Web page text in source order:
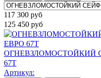
117 300 руб
125 450 руб
ОГНЕВЗЛОМОСТОЙКИЙ
67T
Артикул: